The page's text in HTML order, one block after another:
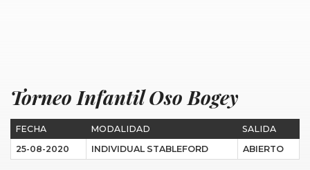
Torneo Infantil Oso Bogey
FECHA MODALIDAD
SALIDA
25-08-2020
INDIVIDUAL STABLEFORD ABIERTO